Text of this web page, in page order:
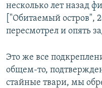
несколько лет назад
["Обитаемый остров",
пересмотрел и опять
Это же все
общем-то,
стайные твари, мы